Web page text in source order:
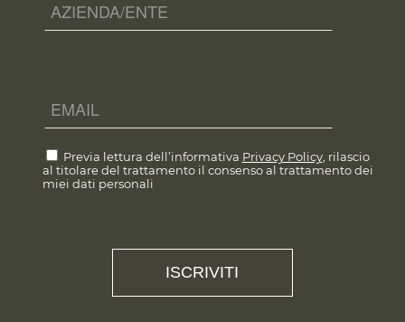
Previa lettura dell’informativa Privacy Policy, rilascio
al titolare del trattamento il consenso al trattamento dei
miei dati personali